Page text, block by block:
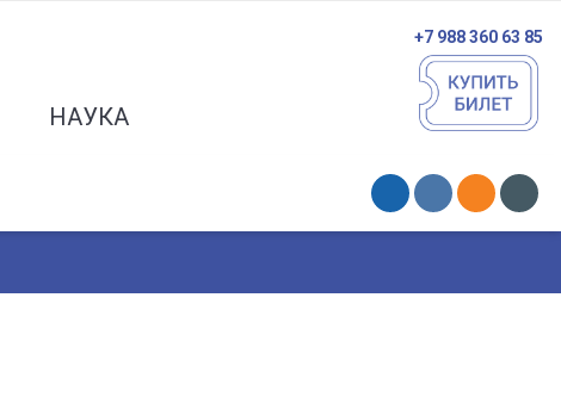
НАУКА
+7 988 360 63 85